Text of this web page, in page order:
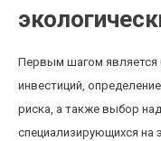
Первым шагом является
инвестиций,
риска, а также выбор
специализирующихся на